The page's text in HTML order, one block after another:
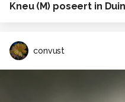
Kneu (M) poseert in
convust